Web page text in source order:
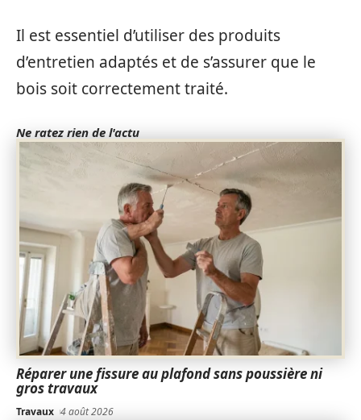
Il est essentiel d’utiliser des produits
d’entretien adaptés et de s’assurer que le
bois soit correctement traité.
Ne ratez rien de l'actu
Réparer une fissure au plafond sans poussière ni
gros travaux
Travaux 4 août 2026